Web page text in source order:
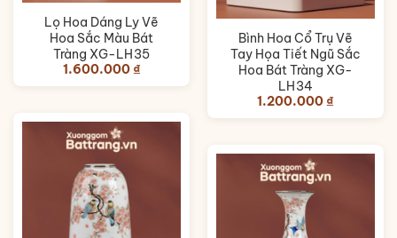
Lọ Hoa Dáng Ly Vẽ
Hoa Sắc Màu Bát
Tràng XG-LH35
1.600.000₫
Bình Hoa Cổ Trụ Vẽ
Tay Họa Tiết Ngũ Sắc
Hoa Bát Tràng XG-
LH34
1.200.000₫